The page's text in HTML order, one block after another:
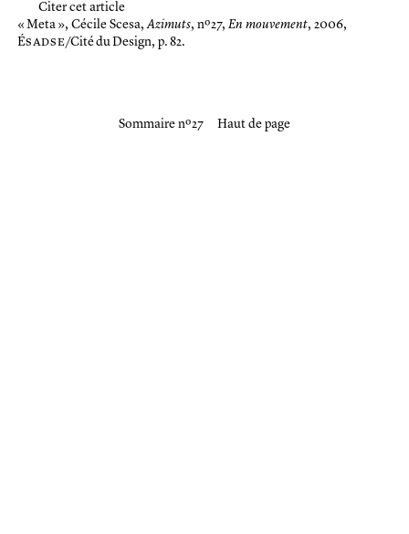
Citer cet article
« Meta », Cécile Scesa,Azimuts, nº 27, En mouvement, 2006,
Ésadse/Cité du Design, p. 82.
Sommaire nº 27 Haut de page